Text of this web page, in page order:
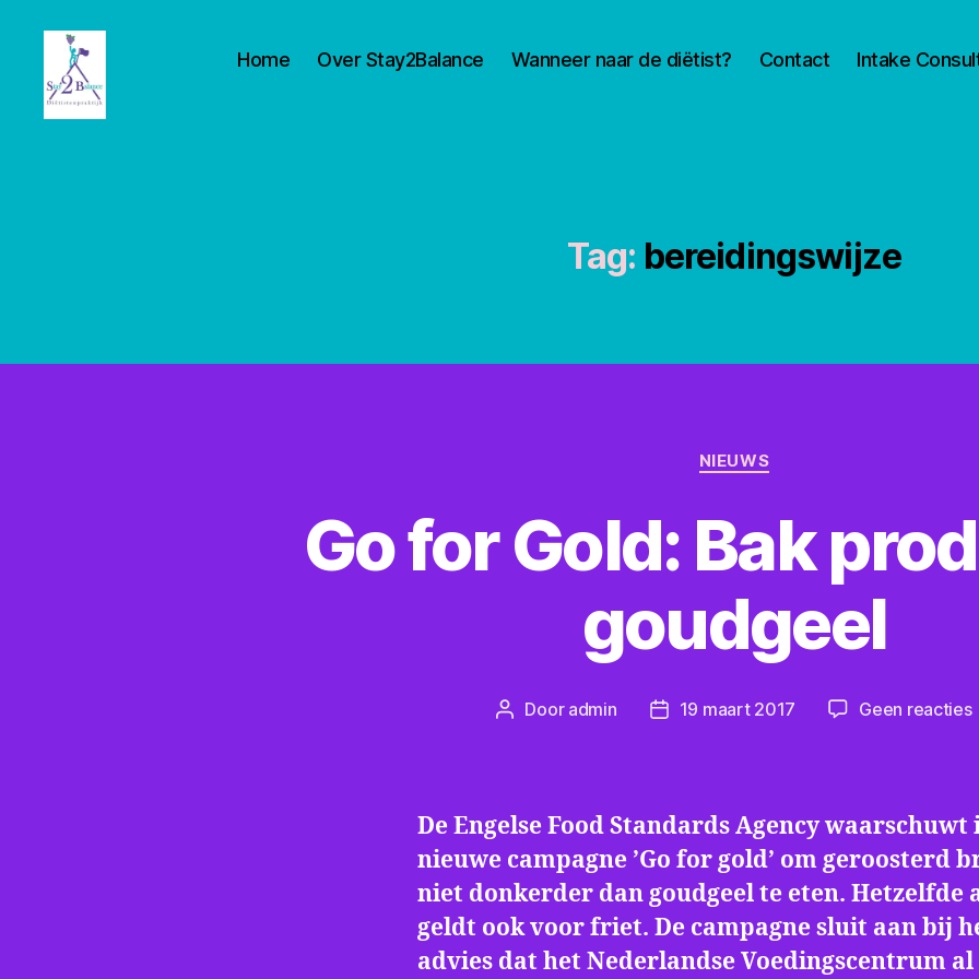
Home Over Stay2Balance Wanneer naar de diëtist? Contact Intake
Tag: bereidingswijze
Categorieën
NIEUWS
Go for Gold: Bak
goudgeel
Berichtauteur
Door admin Berichtdatum
19 maart 2017 Geen reacties
De Engelse Food Standards Agency waarschuwt
nieuwe campagne ’Go for gold’ om geroosterd
niet donkerder dan goudgeel te eten. Hetzelfde
geldt ook voor friet. De campagne sluit aan bij
advies dat het Nederlandse Voedingscentrum al